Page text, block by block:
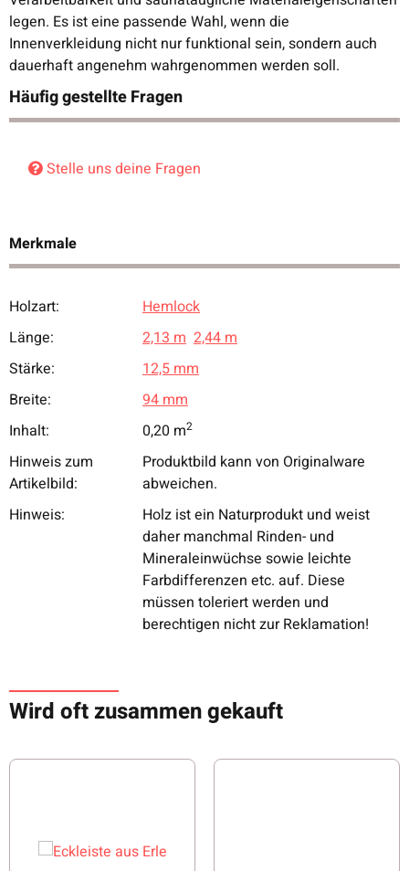
legen. Es ist eine passende Wahl, wenn die
Innenverkleidung nicht nur funktional sein, sondern auch
dauerhaft angenehm wahrgenommen werden soll.
Häufig gestellte Fragen
Stelle uns deine Fragen
Merkmale
Produkteigenschaft
Wert
Holzart:
Hemlock
Länge:
2,13 m 2,44 m
Stärke:
12,5 mm
Breite:
94 mm
Inhalt:
0,20 m2
Hinweis zum
Artikelbild:
Produktbild kann von Originalware
abweichen.
Hinweis:
Holz ist ein Naturprodukt und weist
daher manchmal Rinden- und
Mineraleinwüchse sowie leichte
Farbdifferenzen etc. auf. Diese
müssen toleriert werden und
berechtigen nicht zur Reklamation!
Wird oft zusammen gekauft